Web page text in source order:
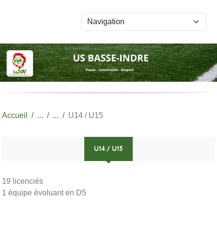
Accueil U14 / U15
U14 / U15
19 licenciés
1 équipe évoluant en D5